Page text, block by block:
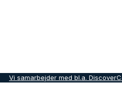
Vi samarbejder med bl.a.